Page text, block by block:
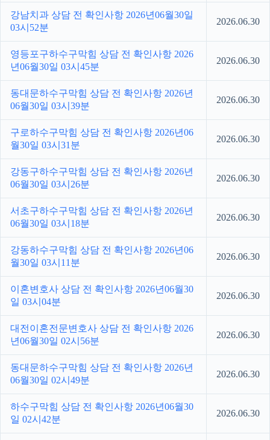
강남치과 상담 전 확인사항 2026년06월30일
03시52분
2026.06.30
영등포구하수구막힘 상담 전 확인사항 2026
년06월30일 03시45분
2026.06.30
동대문하수구막힘 상담 전 확인사항 2026년
06월30일 03시39분
2026.06.30
구로하수구막힘 상담 전 확인사항 2026년06
월30일 03시31분
2026.06.30
강동구하수구막힘 상담 전 확인사항 2026년
06월30일 03시26분
2026.06.30
서초구하수구막힘 상담 전 확인사항 2026년
06월30일 03시18분
2026.06.30
강동하수구막힘 상담 전 확인사항 2026년06
월30일 03시11분
2026.06.30
이혼변호사 상담 전 확인사항 2026년06월30
일 03시04분
2026.06.30
대전이혼전문변호사 상담 전 확인사항 2026
년06월30일 02시56분
2026.06.30
동대문하수구막힘 상담 전 확인사항 2026년
06월30일 02시49분
2026.06.30
하수구막힘 상담 전 확인사항 2026년06월30
일 02시42분
2026.06.30